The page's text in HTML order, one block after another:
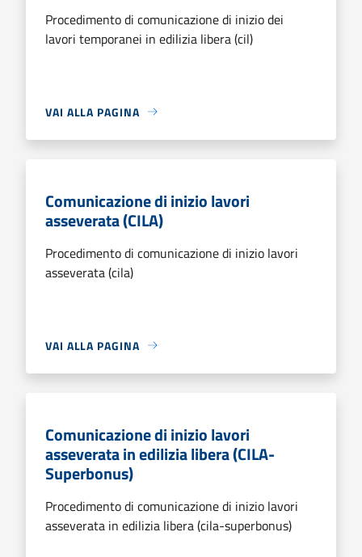
Procedimento di comunicazione di inizio dei
lavori temporanei in edilizia libera (cil)
VAI ALLA PAGINA
Comunicazione di inizio lavori
asseverata (CILA)
Procedimento di comunicazione di inizio lavori
asseverata (cila)
VAI ALLA PAGINA
Comunicazione di inizio lavori
asseverata in edilizia libera (CILA-
Superbonus)
Procedimento di comunicazione di inizio lavori
asseverata in edilizia libera (cila-superbonus)